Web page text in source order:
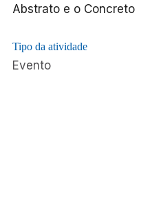
Abstrato e o Concreto
Tipo da atividade
Evento